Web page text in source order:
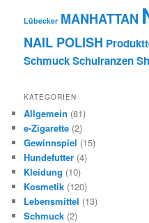
Lübecker MANHATTAN
NAIL POLISH
SchmuckSchulranzen
KATEGORIEN
Allgemein (81)
e-Zigarette (2)
Gewinnspiel (15)
Hundefutter (4)
Kleidung (10)
Kosmetik (120)
Lebensmittel (13)
Schmuck (2)